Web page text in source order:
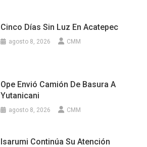
Cinco Días Sin Luz En Acatepec
agosto 8, 2026 CMM
Ope Envió Camión De Basura A
Yutanicani
agosto 8, 2026 CMM
Isarumi Continúa Su Atención